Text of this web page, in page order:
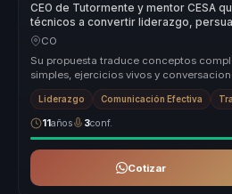
CEO de Tutormente y mentor CESA
técnicos a convertir liderazgo,
influencia y acción.
CO
Su propuesta traduce conceptos
simples, ejercicios vivos y
equipos convier...
Liderazgo Comunicación Efectiva
11años 3conf.
Cotizar